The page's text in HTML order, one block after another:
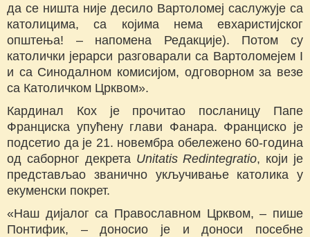
да се ништа није десило Вартоломеј саслужује са
католицима, са којима нема евхаристијског
општења! – напомена Редакције). Потом су
католички јерарси разговарали са Вартоломејем I
и са Синодалном комисијом, одговорном за везе
са Католичком Црквом».
Кардинал Кох је прочитао посланицу Папе
Франциска упућену глави Фанара. Франциско је
подсетио да је 21. новембра обележено 60-година
од саборног декрета Unitatis Redintegratio, који је
представљао званично укључивање католика у
екуменски покрет.
«Наш дијалог са Православном Црквом, – пише
Понтифик, – доносио је и доноси посебне